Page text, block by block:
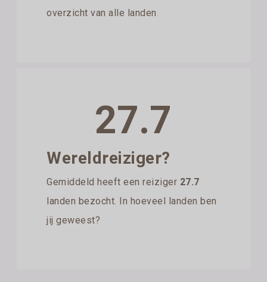
overzicht van alle landen
27.7
Wereldreiziger?
Gemiddeld heeft een reiziger 27.7
landen bezocht. In hoeveel landen ben
jij geweest?